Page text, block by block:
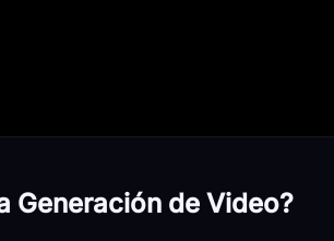
Generación de Video?